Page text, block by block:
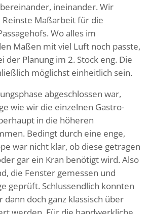
ineinander. Wir
Maßarbeit für die
Wo alles im
Maßen mit viel Luft noch passte,
der Planung im 2. Stock eng. Die
möglichst einheitlich sein.
abgeschlossen war,
wie wir die einzelnen Gastro-
in die höheren
Bedingt durch eine enge,
war nicht klar, ob diese getragen
gar ein Kran benötigt wird. Also
die Fenster gemessen und
geprüft. Schlussendlich konnten
dann doch ganz klassisch über